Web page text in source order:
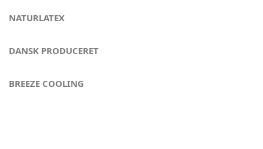
NATURLATEX
DANSK PRODUCERET
BREEZE COOLING